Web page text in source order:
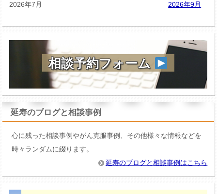
2026年7月 2026年9月
相談予約フォーム
延寿のブログと相談事例
心に残った相談事例やがん克服事例、その他様々な情報などを
時々ランダムに綴ります。
延寿のブログと相談事例はこちら